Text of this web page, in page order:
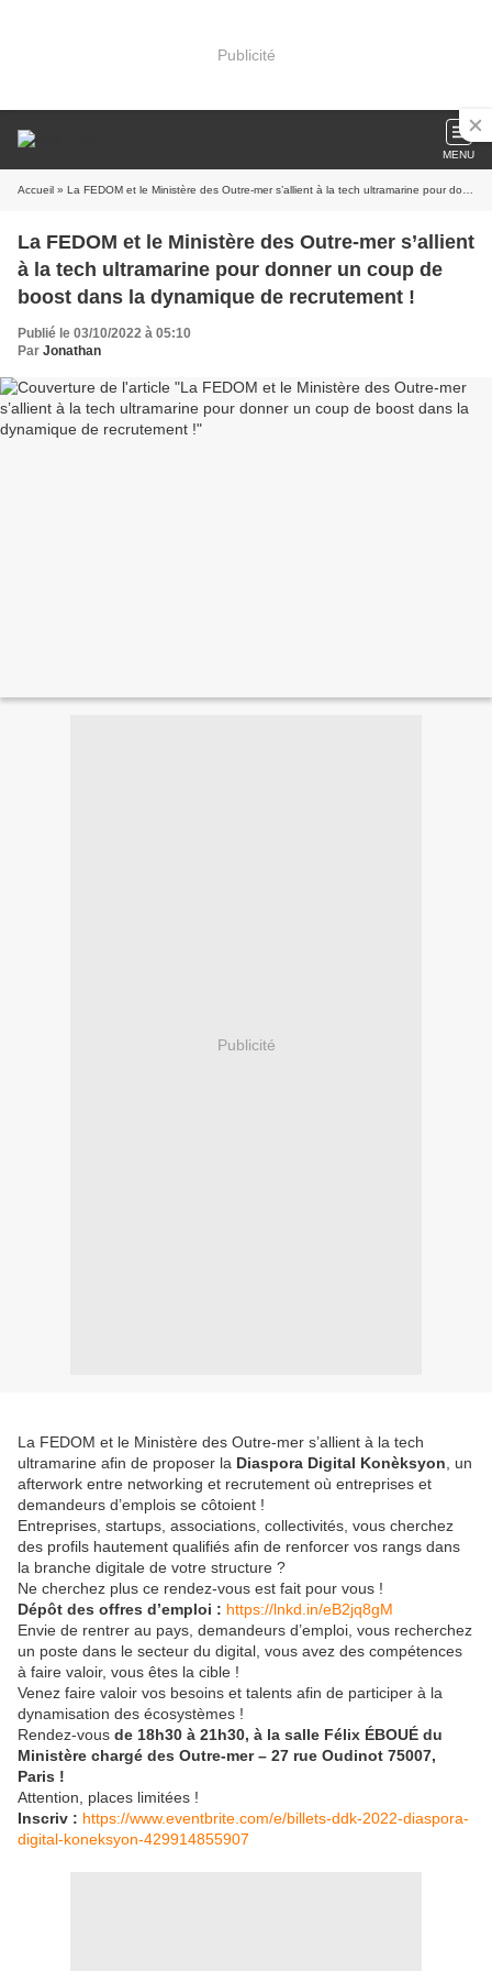
Publicité
MENU
Accueil » La FEDOM et le Ministère des Outre-mer s’allient à la tech ultramarine pour donner un coup de boost dans la dynamique de recrutement !
La FEDOM et le Ministère des Outre-mer s’allient
à la tech ultramarine pour donner un coup de
boost dans la dynamique de recrutement !
Publié le 03/10/2022 à 05:10
Par Jonathan
Publicité
La FEDOM et le Ministère des Outre-mer s’allient à la tech
ultramarine afin de proposer la Diaspora Digital Konèksyon , un
afterwork entre networking et recrutement où entreprises et
demandeurs d’emplois se côtoient !
Entreprises, startups, associations, collectivités, vous cherchez
des profils hautement qualifiés afin de renforcer vos rangs dans
la branche digitale de votre structure ?
Ne cherchez plus ce rendez-vous est fait pour vous !
Dépôt des offres d’emploi : https://lnkd.in/eB2jq8gM
Envie de rentrer au pays, demandeurs d’emploi, vous recherchez
un poste dans le secteur du digital, vous avez des compétences
à faire valoir, vous êtes la cible !
Venez faire valoir vos besoins et talents afin de participer à la
dynamisation des écosystèmes !
Rendez-vous de 18h30 à 21h30, à la salle Félix ÉBOUÉ du
Ministère chargé des Outre-mer – 27 rue Oudinot 75007,
Paris !
Attention, places limitées !
Inscriv : https://www.eventbrite.com/e/billets-ddk-2022-diaspora-
digital-koneksyon-429914855907